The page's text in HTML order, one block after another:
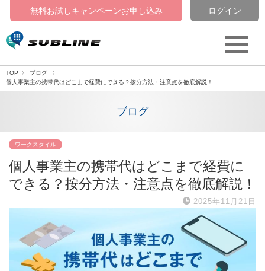
無料お試しキャンペーンお申し込み ログイン
TOP
ブログ
個人事業主の携帯代はどこまで経費にできる？按分方法・注意点を徹底解説！
ブログ
ワークスタイル
個人事業主の携帯代はどこまで経費に
できる？按分方法・注意点を徹底解説！
2025年11月21日